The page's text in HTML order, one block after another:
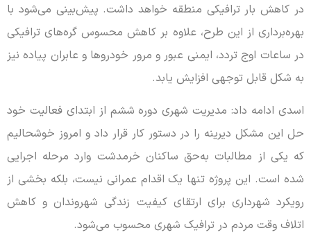
در کاهش بار ترافیکی منطقه خواهد داشت. پیش‌بینی می‌شود با
بهره‌برداری از این طرح، علاوه بر کاهش محسوس گره‌های ترافیکی
در ساعات اوج تردد، ایمنی عبور و مرور خودروها و عابران پیاده نیز
به شکل قابل توجهی افزایش یابد.
اسدی ادامه داد: مدیریت شهری دوره ششم از ابتدای فعالیت خود
حل این مشکل دیرینه را در دستور کار قرار داد و امروز خوشحالیم
که یکی از مطالبات به‌حق ساکنان خرمدشت وارد مرحله اجرایی
شده است. این پروژه تنها یک اقدام عمرانی نیست، بلکه بخشی از
رویکرد شهرداری برای ارتقای کیفیت زندگی شهروندان و کاهش
اتلاف وقت مردم در ترافیک شهری محسوب می‌شود.